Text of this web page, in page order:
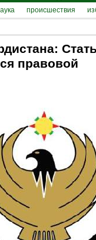
происшествия
правовой